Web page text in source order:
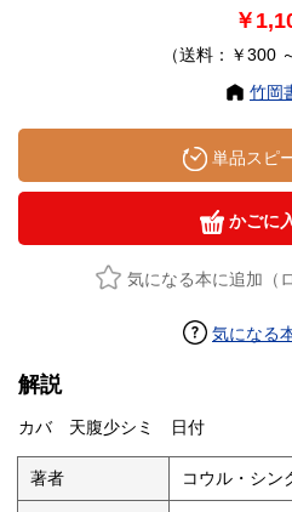
￥
（送料：￥300
竹岡
単品スピ
かごに
気になる本に追加（
気になる
解説
カバ 天腹少シミ 日付
著者 コウル・シ